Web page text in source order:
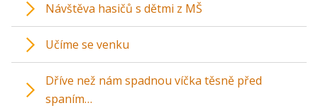
Návštěva hasičů s dětmi z MŠ
Učíme se venku
Dříve než nám spadnou víčka těsně před
spaním…